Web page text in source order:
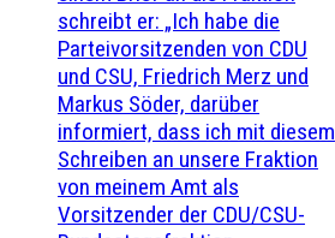
schreibt er: „Ich habe die
Parteivorsitzenden von CDU
und CSU, Friedrich Merz und
Markus Söder, darüber
informiert, dass ich mit diesem
Schreiben an unsere Fraktion
von meinem Amt als
Vorsitzender der CDU/CSU-